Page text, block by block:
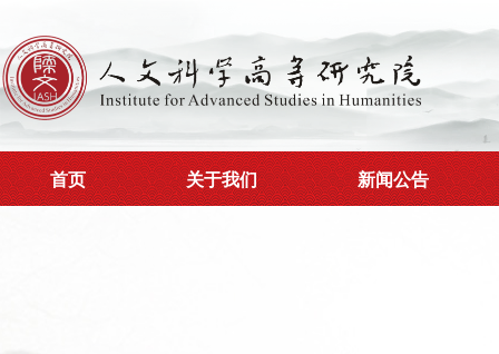
首页 关于我们 新闻公告